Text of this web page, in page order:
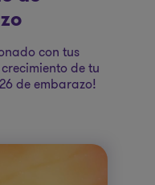
con tus
de tu
de embarazo!